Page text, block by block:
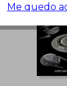
Me quedo